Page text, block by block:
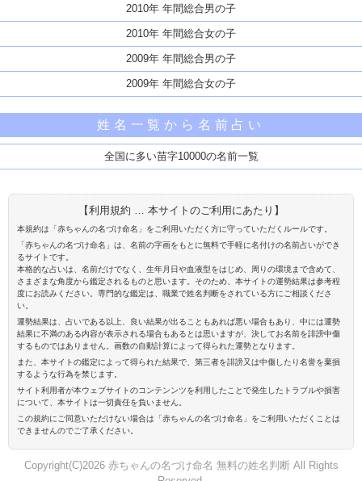
2010年 年間総合男の子
2010年 年間総合女の子
2009年 年間総合男の子
2009年 年間総合女の子
姓名一覧から名前占い
全国に多い苗字10000の名前一覧
【利用規約 … 本サイトのご利用にあたり】
本規約は「赤ちゃんの名づけ命名」をご利用いただく方に守っていただくルールです。
「赤ちゃんの名づけ命名」は、名前の字画をもとに無料で手軽に名付けの名前占いができ
るサイトです。
本格的な占いは、名前だけでなく、生年月日や血液型をはじめ、周りの環境まで含めて、
さまざまな角度から鑑定されるものと思います。そのため、本サイトの運勢結果は参考程
度にお読みください。専門的な鑑定は、職業で姓名判断をされている方にご相談くださ
い。
運勢結果は、占いである以上、良い結果が出ることもあれば悪い場合もあり、中には運勢
結果に不満のある内容が表示される場合もあるとは思いますが、決してお名前を誹謗中傷
するものではありません。画数の自動計算によって得られた運勢となります。
また、本サイトの鑑定によって得られた結果で、第三者を誹謗又は中傷したり名誉を棄損
するような行為を禁じます。
サイト利用者が本ウェブサイトのコンテンンツを利用したことで発生したトラブルや損害
について、本サイトは一切責任を負いません。
この規約にご同意いただけない場合は「赤ちゃんの名づけ命名」をご利用いただくことは
できませんのでご了承ください。
Copyright(C)2026 赤ちゃんの名づけ命名 無料の姓名判断 All Rights